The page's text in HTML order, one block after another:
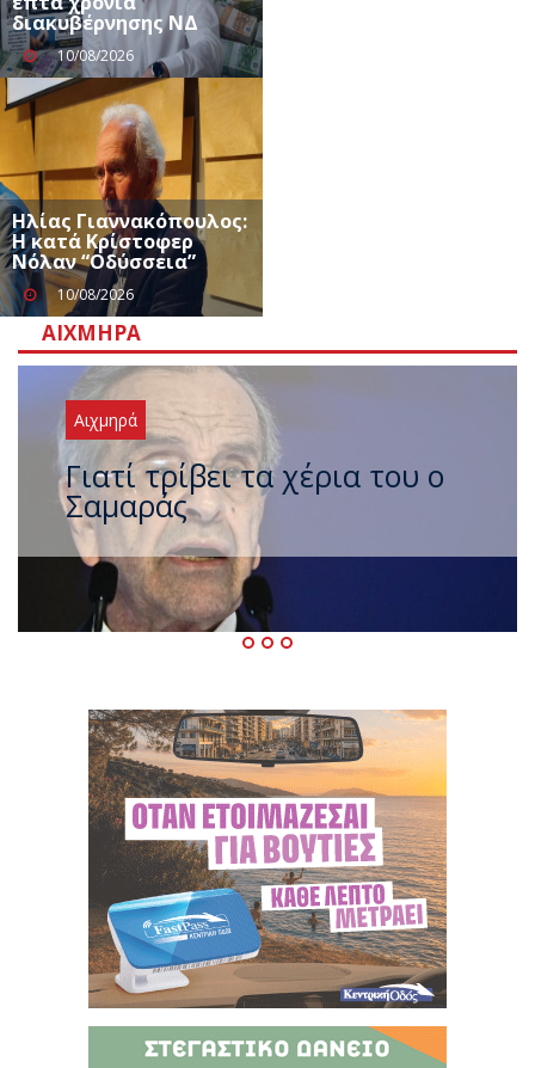
διακυβέρνησης ΝΔ
10/08/2026
Ηλίας Γιαννακόπουλος:
Η κατά Κρίστοφερ
Νόλαν “Oδύσσεια”
10/08/2026
ΑΙΧΜΗΡΆ
Αιχμηρά
Ξαναχτύπησαν